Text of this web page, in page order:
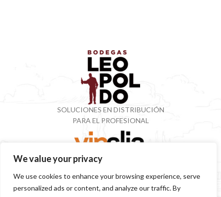
We value your privacy
We use cookies to enhance your browsing experience, serve
personalized ads or content, and analyze our traffic. By
SOLUCIONES EN DISTRIBUCIÓN
PARA EL PROFESIONAL
EN VINOS Y DESTILADOS